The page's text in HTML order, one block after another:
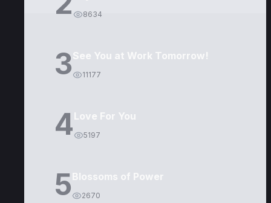
8634
3See You at Work Tomorrow!
11177
4Love For You
5197
5Blossoms of Power
2670